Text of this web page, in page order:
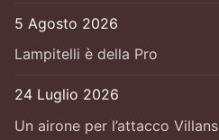
5 Agosto 2026
Lampitelli è della Pro
24 Luglio 2026
Un airone per l’attacco Villans